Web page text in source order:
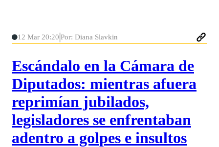
12 Mar 20:20 Por: Diana Slavkin
Escándalo en la Cámara de
Diputados: mientras afuera
reprimían jubilados,
legisladores se enfrentaban
adentro a golpes e insultos